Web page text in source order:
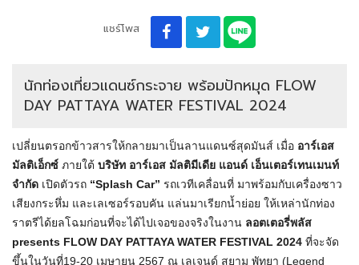
แชร์โพส
นักท่องเที่ยวแดนซ์กระจาย พร้อมปักหมุด FLOW
DAY PATTAYA WATER FESTIVAL 2024
เปลี่ยนตรอกข้าวสารให้กลายมาเป็นลานแดนซ์สุดมันส์ เมื่อ อาร์เอส
มัลติเอ็กซ์ ภายใต้ บริษัท อาร์เอส มัลติมีเดีย แอนด์ เอ็นเตอร์เทนเมนท์
จำกัด เปิดตัวรถ “Splash Car” รถเวทีเคลื่อนที่ มาพร้อมกับเครื่องซาว
เสียงกระหึ่ม และเลเซอร์รอบคัน แล่นมาเรียกน้ำย่อย ให้เหล่านักท่อง
ราตรีได้ยลโฉมก่อนที่จะได้ไปเจอของจริงในงาน ลอตเตอรี่พลัส
presents FLOW DAY PATTAYA WATER FESTIVAL 2024 ที่จะจัด
ขึ้นในวันที่19-20 เมษายน 2567 ณ เลเจนด์ สยาม พัทยา (Legend